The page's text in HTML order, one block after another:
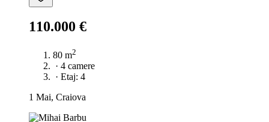
110.000 €
80 m2
· 4 camere
· Etaj: 4
1 Mai, Craiova